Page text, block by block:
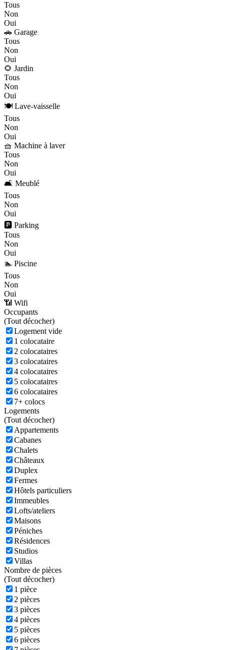
Tous
Non
Oui
🚗 Garage
Tous
Non
Oui
🌻 Jardin
Tous
Non
Oui
🍽️ Lave-vaisselle
Tous
Non
Oui
🧺 Machine à laver
Tous
Non
Oui
🛋️ Meublé
Tous
Non
Oui
🅿️ Parking
Tous
Non
Oui
🏊 Piscine
Tous
Non
Oui
📶 Wifi
Occupants
(Tout décocher)
Logement vide
1 colocataire
2 colocataires
3 colocataires
4 colocataires
5 colocataires
6 colocataires
7+ colocs
Logements
(Tout décocher)
Appartements
Cabanes
Chalets
Châteaux
Duplex
Fermes
Hôtels particuliers
Immeubles
Lofts/ateliers
Maisons
Péniches
Résidences
Studios
Villas
Nombre de pièces
(Tout décocher)
1 pièce
2 pièces
3 pièces
4 pièces
5 pièces
6 pièces